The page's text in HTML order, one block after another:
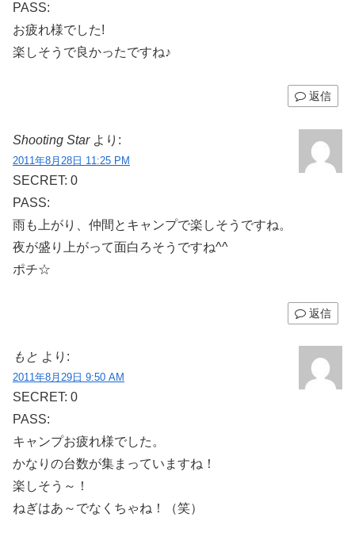
PASS:
お疲れ様でした!
楽しそうで良かったですね♪
返信
Shooting Star より:
2011年8月28日 11:25 PM
SECRET: 0
PASS:
雨も上がり、仲間とキャンプで楽しそうですね。
夜が盛り上がって面白ろそうですね^^
ポチ☆
返信
もと より:
2011年8月29日 9:50 AM
SECRET: 0
PASS:
キャンプお疲れ様でした。
かなりの台数が集まっていますね！
楽しそう～！
ねぎはあ～でなくちゃね！（笑）